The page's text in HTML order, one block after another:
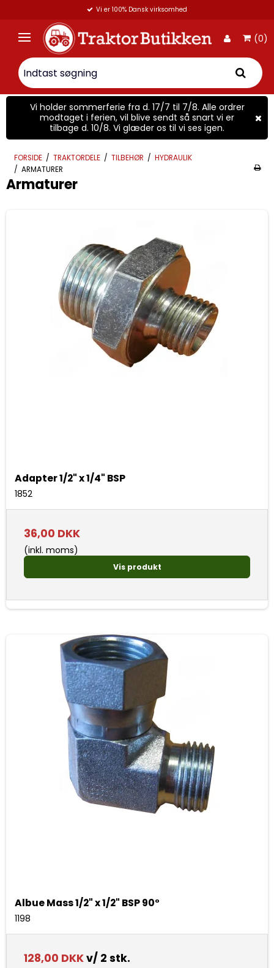
Vi er 100% Dansk virksomhed
(0)
Vi holder sommerferie fra d. 17/7 til 7/8. Alle ordrer
modtaget i ferien, vil blive sendt så snart vi er
tilbage d. 10/8. Vi glæder os til vi ses igen.
FORSIDE / TRAKTORDELE / TILBEHØR / HYDRAULIK
/ ARMATURER
Armaturer
Adapter 1/2" x 1/4" BSP
1852
36,00 DKK
(inkl. moms)
Vis produkt
Albue Mass 1/2" x 1/2" BSP 90°
1198
128,00 DKKv/ 2 stk.